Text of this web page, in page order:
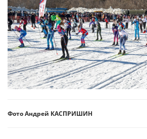
Фото Андрей КАСПРИШИН